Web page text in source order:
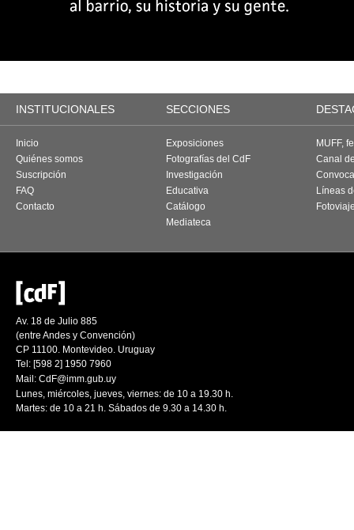
INSTITUCIONALES SECCIONES
Inicio
Quiénes somos
Suscripción
FAQ
Contacto
Exposiciones
Fotografías del CdF
Investigación
Educativa
Catálogo
Mediateca
MUFF,
Canal
Líneas
Av. 18 de Julio 885
(entre Andes y Convención)
CP 11100. Montevideo. Uruguay
Tel: [598 2] 1950 7960
Mail: CdF@imm.gub.uy
Lunes, miércoles, jueves, viernes: de 10 a 19.30 h.
Martes: de 10 a 21 h. Sábados de 9.30 a 14.30 h.